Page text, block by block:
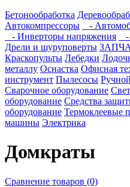
Бетонообработка
Автокомпрессоры
-
- Инверторы напряжения
-
Дрели и шуруповерты
Краскопульты Лебедки
металлу Оснастка Офисная
инструмент Пылесосы
Сварочное оборудование
оборудование Средства
оборудование Термоклеевые
машины Электрика
Домкраты
Сравнение товаров (0)